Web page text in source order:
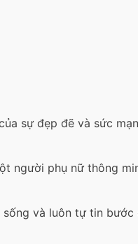
sự đẹp đẽ và sức
người phụ nữ thông
và luôn tự tin